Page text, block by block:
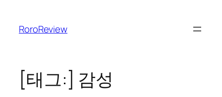
RoroReview
[태그:] 감성